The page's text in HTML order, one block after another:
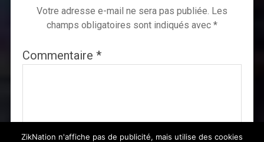
Votre adresse e-mail ne sera pas publiée. Les
champs obligatoires sont indiqués avec *
Commentaire *
ZikNation n'affiche pas de publicité, mais utilise des cookies